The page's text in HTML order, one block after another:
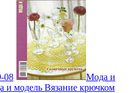
08
Мода и
и модель Вязание крючком